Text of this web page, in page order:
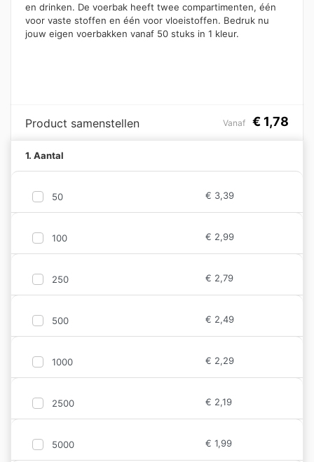
en drinken. De voerbak heeft twee compartimenten, één
voor vaste stoffen en één voor vloeistoffen. Bedruk nu
jouw eigen voerbakken vanaf 50 stuks in 1 kleur.
Product samenstellen Vanaf € 1,78
1. Aantal
50 € 3,39
100 € 2,99
250 € 2,79
500 € 2,49
1000 € 2,29
2500 € 2,19
5000 € 1,99